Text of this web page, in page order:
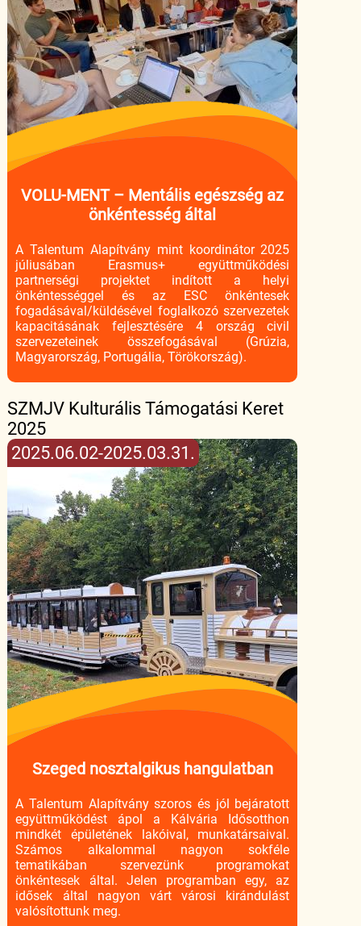
VOLU-MENT – Mentális egészség az
önkéntesség által
A Talentum Alapítvány mint koordinátor 2025
júliusában Erasmus+ együttműködési
partnerségi projektet indított a helyi
önkéntességgel és az ESC önkéntesek
fogadásával/küldésével foglalkozó szervezetek
kapacitásának fejlesztésére 4 ország civil
szervezeteinek összefogásával (Grúzia,
Magyarország, Portugália, Törökország).
SZMJV Kulturális Támogatási Keret
2025
2025.06.02-2025.03.31.
Szeged nosztalgikus hangulatban
A Talentum Alapítvány szoros és jól bejáratott
együttműködést ápol a Kálvária Idősotthon
mindkét épületének lakóival, munkatársaival.
Számos alkalommal nagyon sokféle
tematikában szervezünk programokat
önkéntesek által. Jelen programban egy, az
idősek által nagyon várt városi kirándulást
valósítottunk meg.